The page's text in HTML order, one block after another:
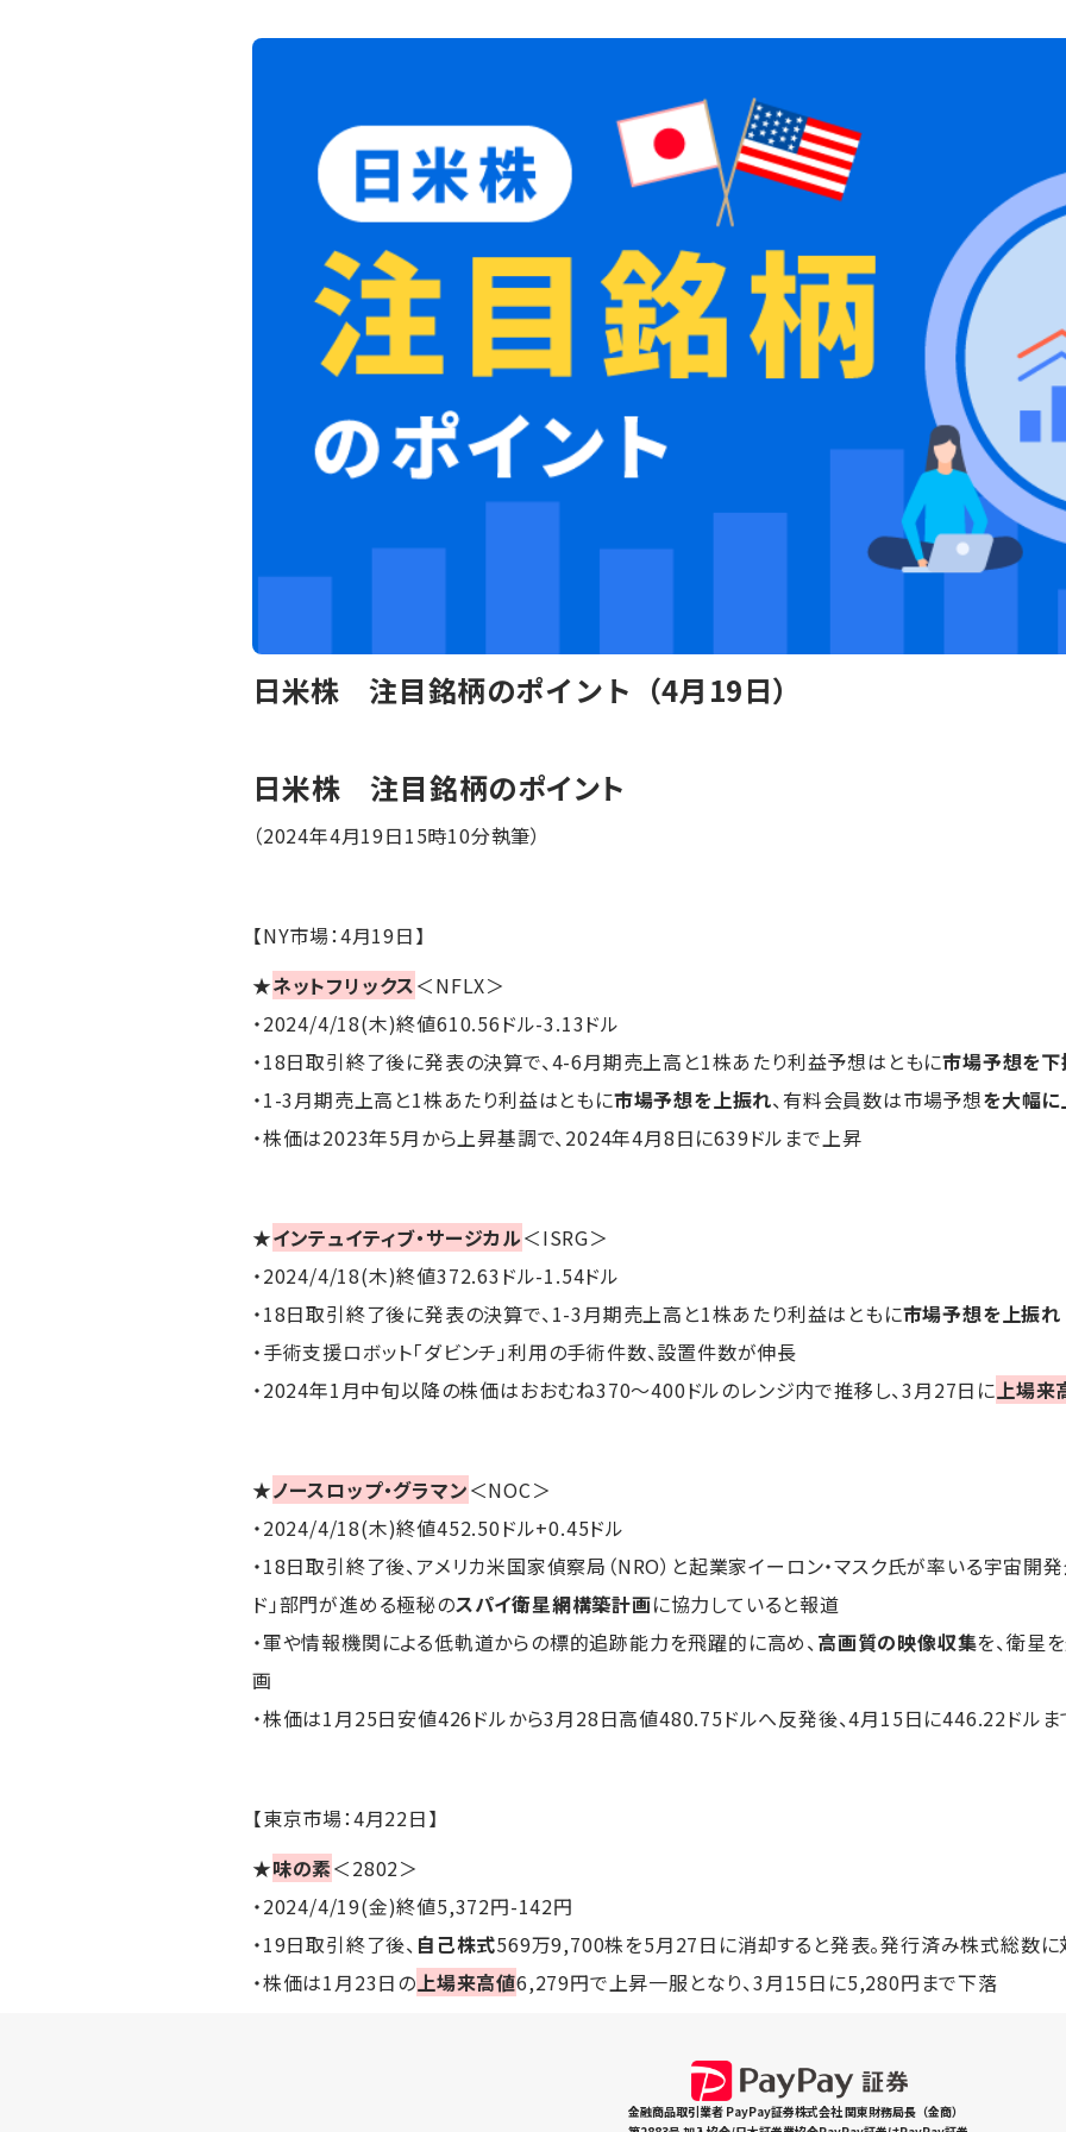
日米株 注目銘柄のポイント（4月19日）
日米株 注目銘柄のポイント
（2024年4月19日15時10分執筆）
【NY市場：4月19日】
★ネットフリックス＜NFLX＞
・2024/4/18(木)終値610.56ドル-3.13ドル
・18日取引終了後に発表の決算で、4-6月期売上高と1株あたり利益予想はともに市場予想を
・1-3月期売上高と1株あたり利益はともに市場予想を上振れ、有料会員数は市場予想を大幅
・株価は2023年5月から上昇基調で、2024年4月8日に639ドルまで上昇
★インテュイティブ・サージカル＜ISRG＞
・2024/4/18(木)終値372.63ドル-1.54ドル
・18日取引終了後に発表の決算で、1-3月期売上高と1株あたり利益はともに市場予想を上振れ
・手術支援ロボット「ダビンチ」利用の手術件数、設置件数が伸長
・2024年1月中旬以降の株価はおおむね370～400ドルのレンジ内で推移し、3月27日に 上場来
★ノースロップ・グラマン＜NOC＞
・2024/4/18(木)終値452.50ドル+0.45ドル
・18日取引終了後、アメリカ米国家偵察局（NRO）と起業家イーロン・マスク氏が率いる宇宙開
ド」部門が進める極秘のスパイ衛星網構築計画に協力していると報道
・軍や情報機関による低軌道からの標的追跡能力を飛躍的に高め、 高画質の映像収集を、衛星
画
・株価は1月25日安値426ドルから3月28日高値480.75ドルへ反発後、4月15日に446.22ドル
【東京市場：4月22日】
★味の素＜2802＞
・2024/4/19(金)終値5,372円-142円
・19日取引終了後、 自己株式569万9,700株を5月27日に消却すると発表。発行済み株式総数に
・株価は1月23日の 上場来高値6,279円で上昇一服となり、3月15日に5,280円まで下落
金融商品取引業者 PayPay証券株式会社 関東財務局長（金商）